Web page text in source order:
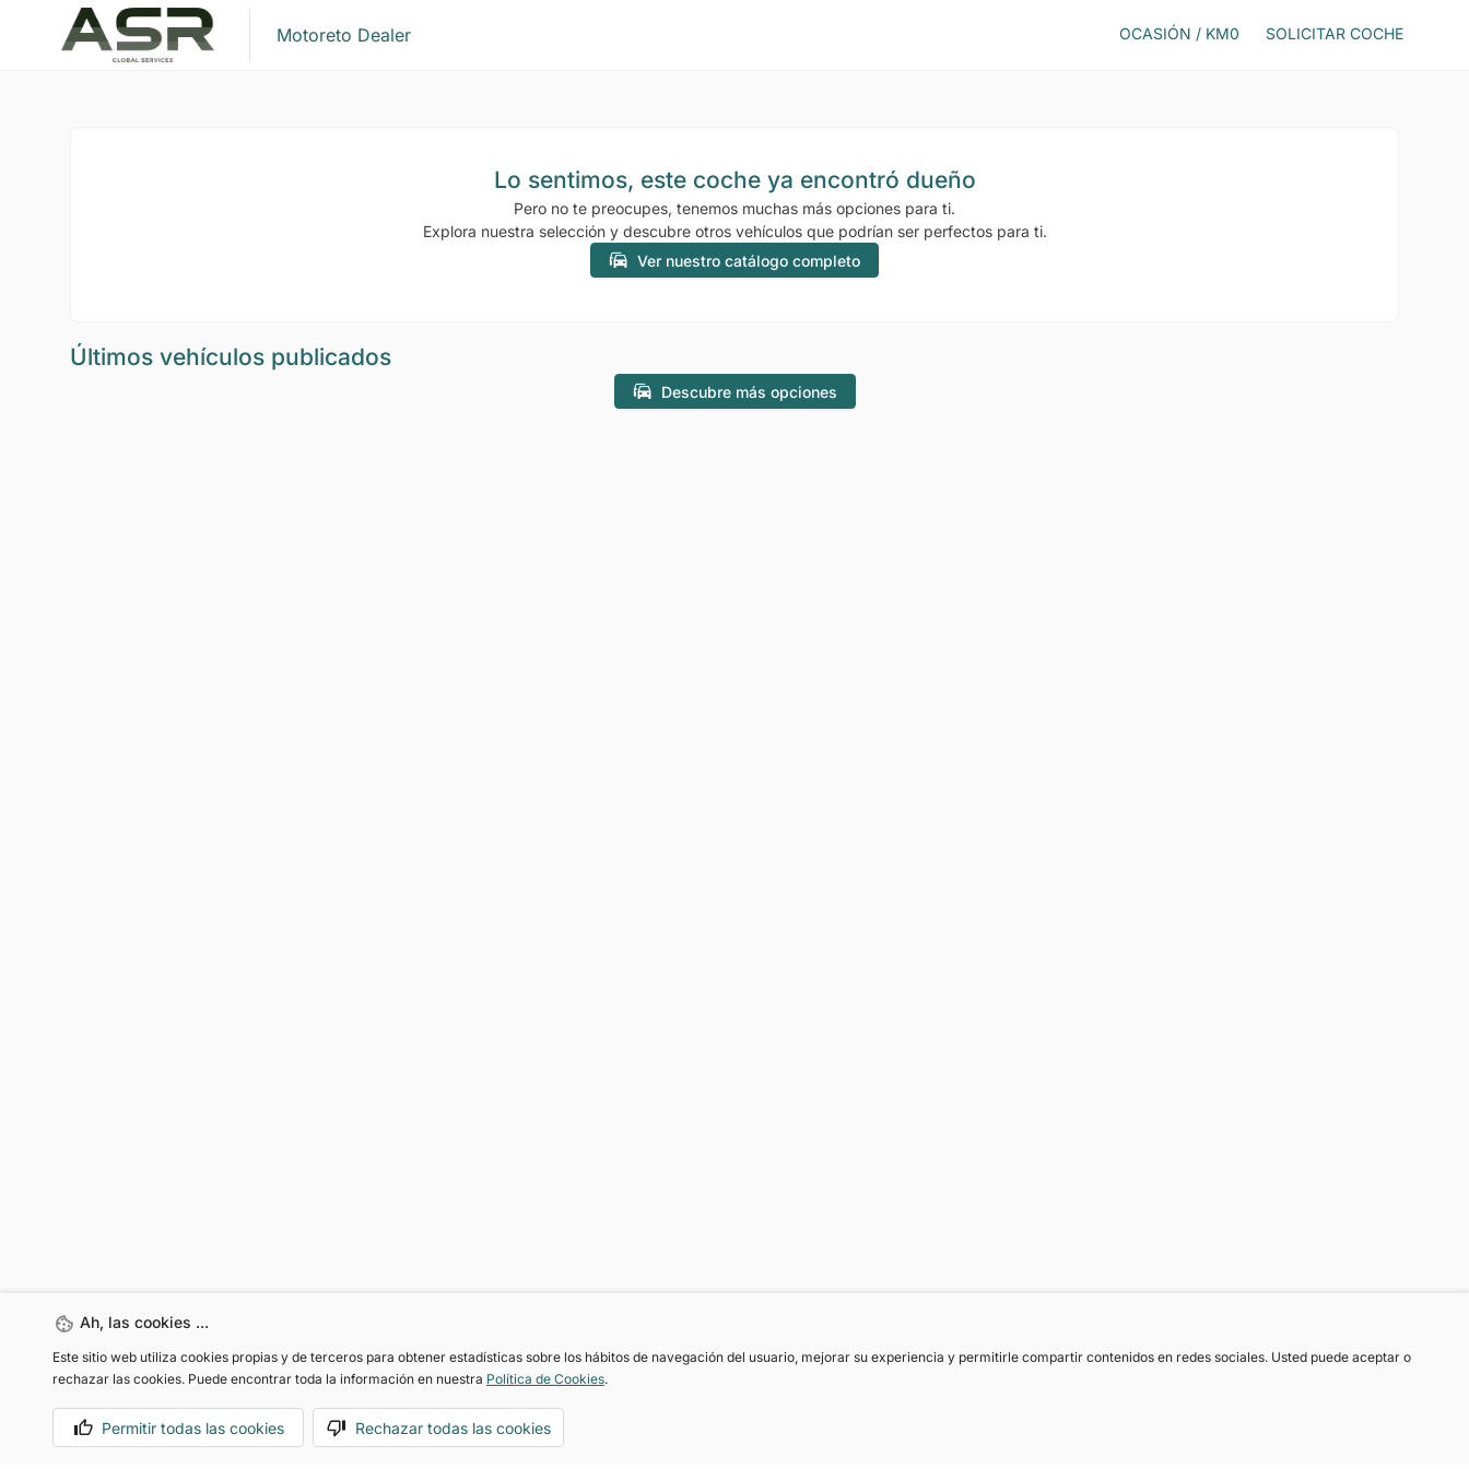
Motoreto Dealer OCASIÓN / KM0 SOLICITAR COCHE
Lo sentimos, este coche ya encontró dueño
Pero no te preocupes, tenemos muchas más opciones para ti.
Explora nuestra selección y descubre otros vehículos que podrían ser perfectos para ti.
Ver nuestro catálogo completo
Últimos vehículos publicados
Descubre más opciones
Ah, las cookies ...
Este sitio web utiliza cookies propias y de terceros para obtener estadísticas sobre los hábitos de navegación del usuario, mejorar su experiencia y permitirle compartir contenidos en redes sociales. Usted puede aceptar o
rechazar las cookies. Puede encontrar toda la información en nuestra Política de Cookies.
Permitir todas las cookies Rechazar todas las cookies
Motoreto Dealer http://asrglobalservices.motoreto.com